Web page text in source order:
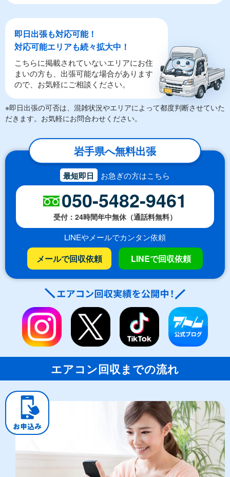
即日出張も対応可能！
対応可能エリアも続々拡大中！
こちらに掲載されていないエリアにお住
まいの方も、出張可能な場合があります
ので、お気軽にご相談ください。
※即日出張の可否は、混雑状況やエリアによって都度判断させていた
だきます。お気軽にお問合わせください。
岩手県へ無料出張
最短即日 お急ぎの方はこちら
050-5482-9461
受付：24時間年中無休（通話料無料）
LINEやメールでカンタン依頼
メールで回収依頼 LINEで回収依頼
エアコン回収までの流れ